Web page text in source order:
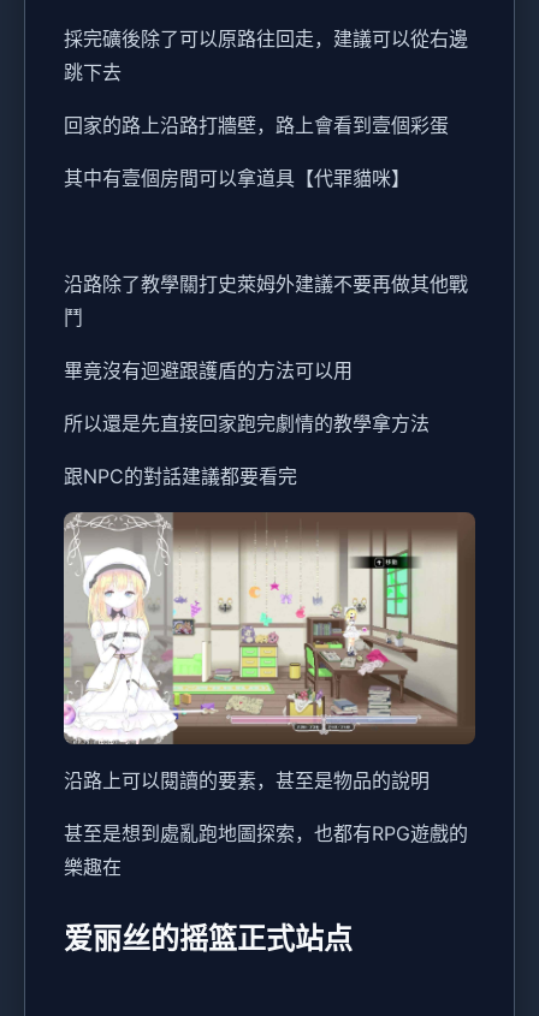
採完礦後除了可以原路往回走，建議可以從右邊
跳下去
回家的路上沿路打牆壁，路上會看到壹個彩蛋
其中有壹個房間可以拿道具【代罪貓咪】
沿路除了教學關打史萊姆外建議不要再做其他戰
鬥
畢竟沒有迴避跟護盾的方法可以用
所以還是先直接回家跑完劇情的教學拿方法
跟NPC的對話建議都要看完
沿路上可以閱讀的要素，甚至是物品的說明
甚至是想到處亂跑地圖探索，也都有RPG遊戲的
樂趣在
爱丽丝的摇篮正式站点